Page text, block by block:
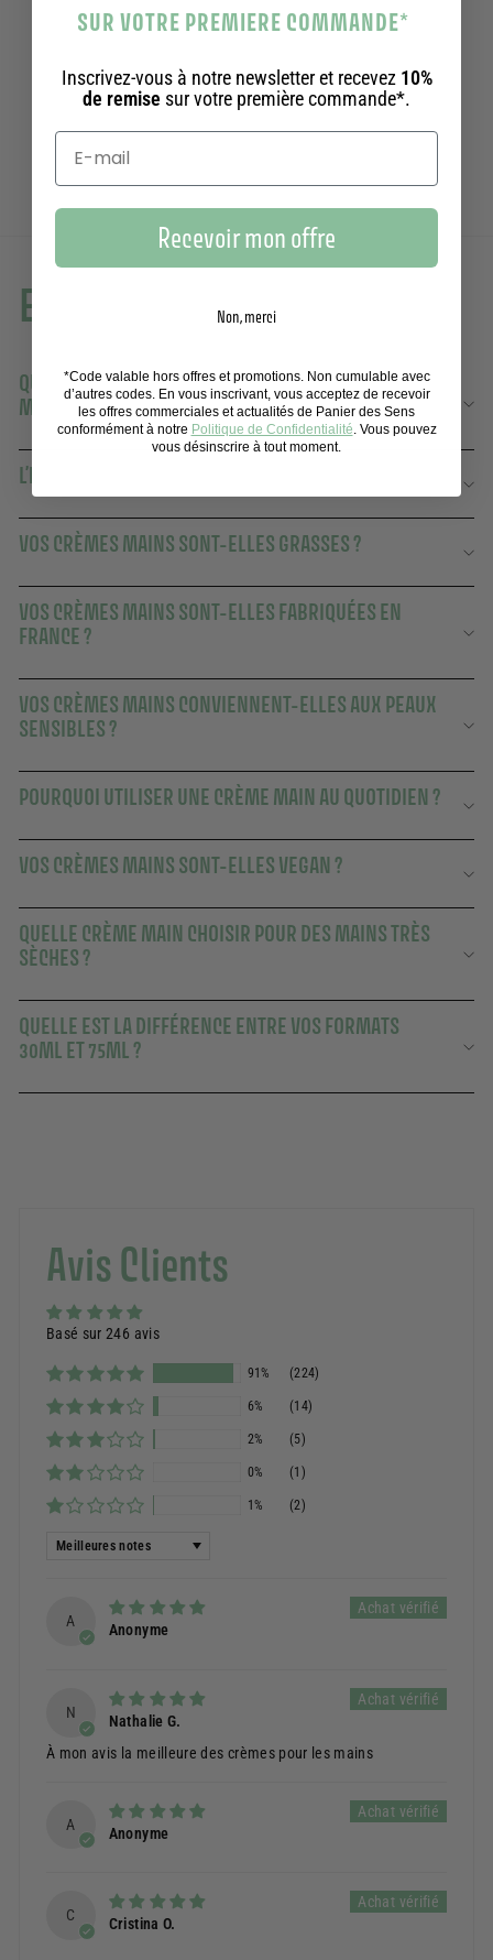
Apaisante 75ml
246 avis
En savoir plus
QUELS PARFUMS PROPOSEZ-VOUS DANS VOS CRÈMES
MAINS ?
L’IMPORTANCE ET LES BÉNÉFICES DES CRÈMES MAINS
VOS CRÈMES MAINS SONT-ELLES GRASSES ?
VOS CRÈMES MAINS SONT-ELLES FABRIQUÉES EN
FRANCE ?
VOS CRÈMES MAINS CONVIENNENT-ELLES AUX PEAUX
SENSIBLES ?
POURQUOI UTILISER UNE CRÈME MAIN AU QUOTIDIEN ?
VOS CRÈMES MAINS SONT-ELLES VEGAN ?
QUELLE CRÈME MAIN CHOISIR POUR DES MAINS TRÈS
SÈCHES ?
QUELLE EST LA DIFFÉRENCE ENTRE VOS FORMATS
30ML ET 75ML ?
Avis Clients
Basé sur 246 avis
91% (224)
6% (14)
2% (5)
0% (1)
1% (2)
Sort by
A
Anonyme
N
Nathalie G.
À mon avis la meilleure des crèmes pour les mains
A
Anonyme
C
Cristina O.
SUR VOTRE PREMIERE COMMANDE*
Inscrivez-vous à notre newsletter et recevez 10%
de remise sur votre première commande*.
Recevoir mon offre
Non, merci
*Code valable hors offres et promotions. Non cumulable avec
d’autres codes. En vous inscrivant, vous acceptez de recevoir
les offres commerciales et actualités de Panier des Sens
conformément à notre Politique de Confidentialité . Vous pouvez
vous désinscrire à tout moment.